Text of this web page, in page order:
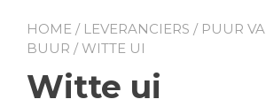
HOME / LEVERANCIERS / PUUR
BUUR / WITTE UI
Witte ui